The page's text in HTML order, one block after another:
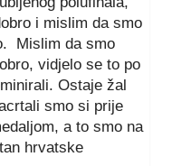
i mislim da smo
Mislim da smo
vidjelo se to po
Ostaje žal
smo si prije
a to smo na
hrvatske